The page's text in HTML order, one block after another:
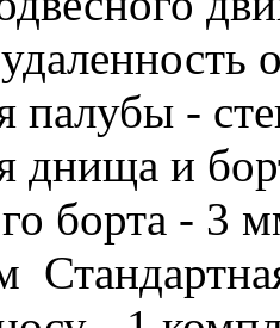
палубы -
днища и
борта - 3